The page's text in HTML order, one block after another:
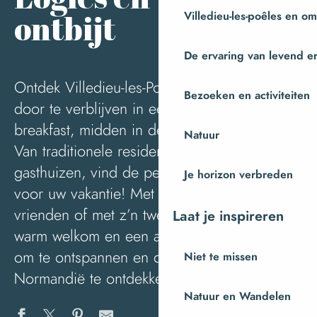
Villedieu-les-poêles en
De ervaring van levend
Bezoeken en activiteiten
Natuur
Je horizon verbreden
Laat je inspireren
Niet te missen
Natuur en Wandelen
ontbijt
Ontdek Villedieu-les-Poêles en de omgeving
door te verblijven in een charmante bed &
breakfast, midden in de natuur of in de stad.
Van traditionele residenties tot luxe
gasthuizen, vind de perfecte accommodatie
voor uw vakantie! Met het gezin, met
vrienden of met z’n tweeën, geniet van een
warm welkom en een authentieke omgeving
om te ontspannen en de schoonheid van
Normandië te ontdekken.